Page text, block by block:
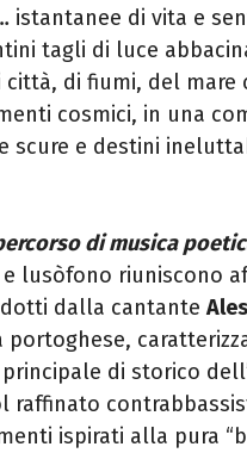
istantanee di vita e
tagli di luce
città, di fiumi, del
cosmici, in una
scure e destini
di musica
lusòfono riuniscono
dalla cantante
portoghese,
di storico
raffinato
ispirati alla pura